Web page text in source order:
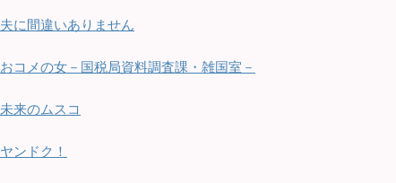
夫に間違いありません
おコメの女－国税局資料調査課・雑国室－
未来のムスコ
ヤンドク！